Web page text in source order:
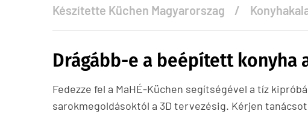
Készítette Küchen Magyarorszag
Drágább-e a beépített konyha
Fedezze fel a MaHÉ-Küchen segítségével a tíz
sarokmegoldásoktól a 3D tervezésig. Kérjen